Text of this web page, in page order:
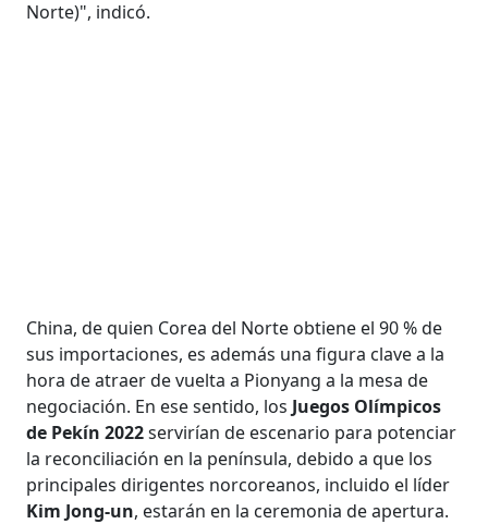
Norte)", indicó.
China, de quien Corea del Norte obtiene el 90 % de
sus importaciones, es además una figura clave a la
hora de atraer de vuelta a Pionyang a la mesa de
negociación. En ese sentido, los Juegos Olímpicos
de Pekín 2022servirían de escenario para potenciar
la reconciliación en la península, debido a que los
principales dirigentes norcoreanos, incluido el líder
Kim Jong-un, estarán en la ceremonia de apertura.